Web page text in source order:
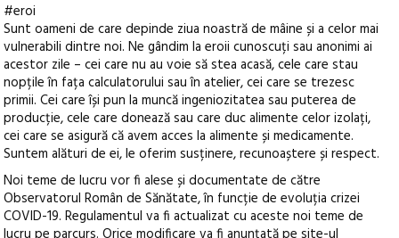
#eroi
Sunt oameni de care depinde ziua noastră de mâine și a celor mai
vulnerabili dintre noi. Ne gândim la eroii cunoscuți sau anonimi ai
acestor zile – cei care nu au voie să stea acasă, cele care stau
nopțile în fața calculatorului sau în atelier, cei care se trezesc
primii. Cei care își pun la muncă ingeniozitatea sau puterea de
producție, cele care donează sau care duc alimente celor izolați,
cei care se asigură că avem acces la alimente și medicamente.
Suntem alături de ei, le oferim susținere, recunoaștere și respect.
Noi teme de lucru vor fi alese și documentate de către
Observatorul Român de Sănătate, în funcție de evoluția crizei
COVID-19. Regulamentul va fi actualizat cu aceste noi teme de